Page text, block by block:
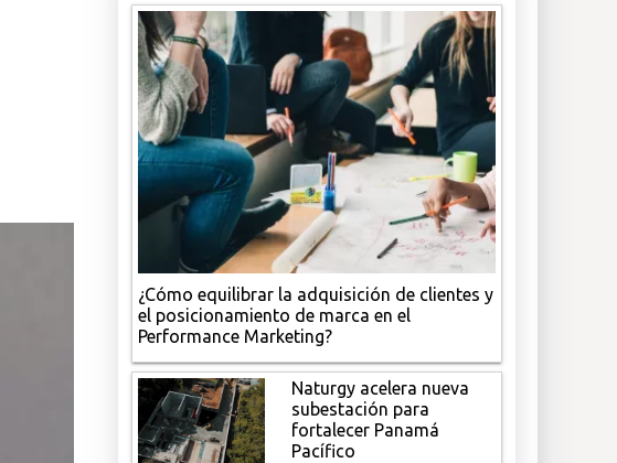
¿Cómo equilibrar la adquisición de clientes y
el posicionamiento de marca en el
Performance Marketing?
Naturgy acelera nueva
subestación para
fortalecer Panamá
Pacífico